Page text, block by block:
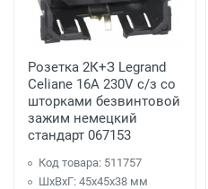
Розетка 2К+З Legrand
Celiane 16A 230V с/з со
шторками безвинтовой
зажим немецкий
стандарт 067153
Код товара: 511757
ШхВхГ: 45x45x38 мм